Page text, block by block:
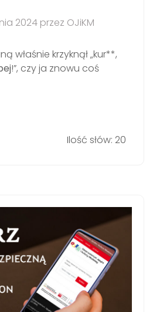
2024 przez OJiKM
właśnie krzyknął „kur**,
!”, czy ja znowu coś
Ilość słów: 20